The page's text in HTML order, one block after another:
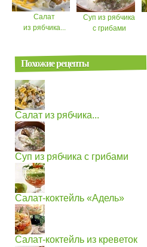
Салат
из рябчика...
Суп из рябчика
с грибами
Похожие рецепты
Салат из рябчика...
Суп из рябчика с грибами
Салат-коктейль «Адель»
Салат-коктейль из креветок